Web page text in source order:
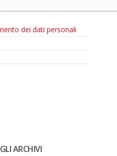
dei dati personali
ARCHIVI